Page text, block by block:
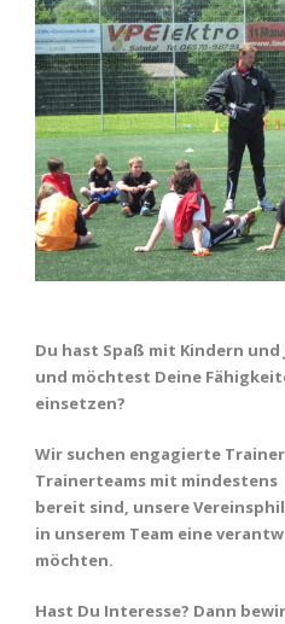
Du hast Spaß mit Kindern
und möchtest Deine
einsetzen?
Wir suchen engagierte
Trainerteams mit mindestens
bereit sind, unsere
in unserem Team eine
möchten.
Hast Du Interesse? Dann